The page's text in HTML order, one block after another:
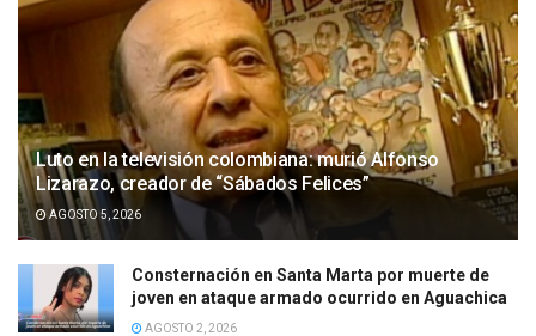
Luto en la televisión colombiana: murió Alfonso
Lizarazo, creador de “Sábados Felices”
AGOSTO 5, 2026
Consternación en Santa Marta por muerte de
joven en ataque armado ocurrido en Aguachica
AGOSTO 2, 2026